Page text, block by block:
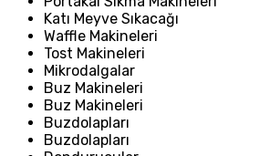
Katı Meyve Sıkacağı
Waffle Makineleri
Tost Makineleri
Mikrodalgalar
Buz Makineleri
Buz Makineleri
Buzdolapları
Buzdolapları